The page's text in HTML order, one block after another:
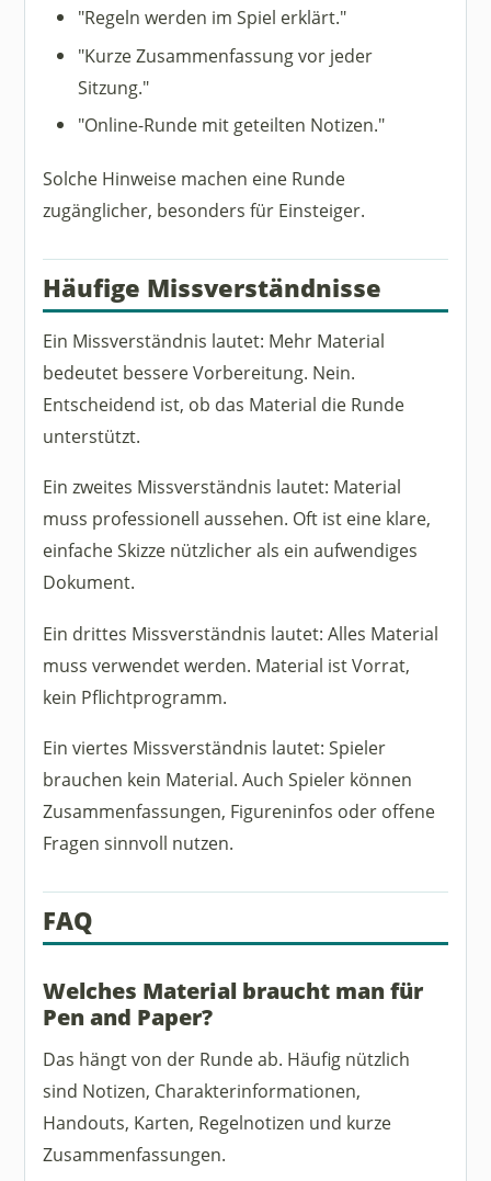
"Regeln werden im Spiel erklärt."
"Kurze Zusammenfassung vor jeder
Sitzung."
"Online-Runde mit geteilten Notizen."
Solche Hinweise machen eine Runde
zugänglicher, besonders für Einsteiger.
Häufige Missverständnisse
Ein Missverständnis lautet: Mehr Material
bedeutet bessere Vorbereitung. Nein.
Entscheidend ist, ob das Material die Runde
unterstützt.
Ein zweites Missverständnis lautet: Material
muss professionell aussehen. Oft ist eine klare,
einfache Skizze nützlicher als ein aufwendiges
Dokument.
Ein drittes Missverständnis lautet: Alles Material
muss verwendet werden. Material ist Vorrat,
kein Pflichtprogramm.
Ein viertes Missverständnis lautet: Spieler
brauchen kein Material. Auch Spieler können
Zusammenfassungen, Figureninfos oder offene
Fragen sinnvoll nutzen.
FAQ
Welches Material braucht man für
Pen and Paper?
Das hängt von der Runde ab. Häufig nützlich
sind Notizen, Charakterinformationen,
Handouts, Karten, Regelnotizen und kurze
Zusammenfassungen.